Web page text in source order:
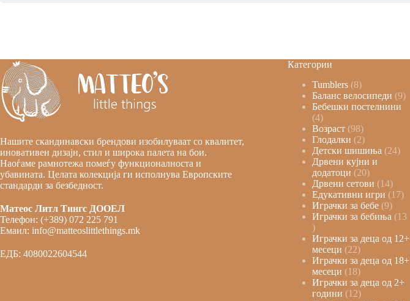
Нашите скандинавски брендови изобилуваат со квалитет,
иновативен дизајн, стил и широка палета на бои.
Наоѓаме рамнотежа помеѓу функционалноста и
убавината. Целата колекција ги исполнува Европските
стандарди за безбедност.
Матеос Литл Тингс ДООЕЛ
Телефон: (+389) 072 225 791
Емаил: info@matteoslittlethings.mk
ЕДБ: 4080022604544
Категории
Tumblers 8
Баланс велосипеди 9
Бебешки постелнини
4
Возраст 98
Глодалки 2
Детски шишиња 24
Дрвени кујни и
додатоци 20
Дрвени сетови 14
Едукативни игри 17
Играчки за бебе 9
Играчки за бебиња 13
Играчки за деца од 12+
месеци 22
Играчки за деца од 18+
месеци 18
Играчки за деца од 2+
години 12